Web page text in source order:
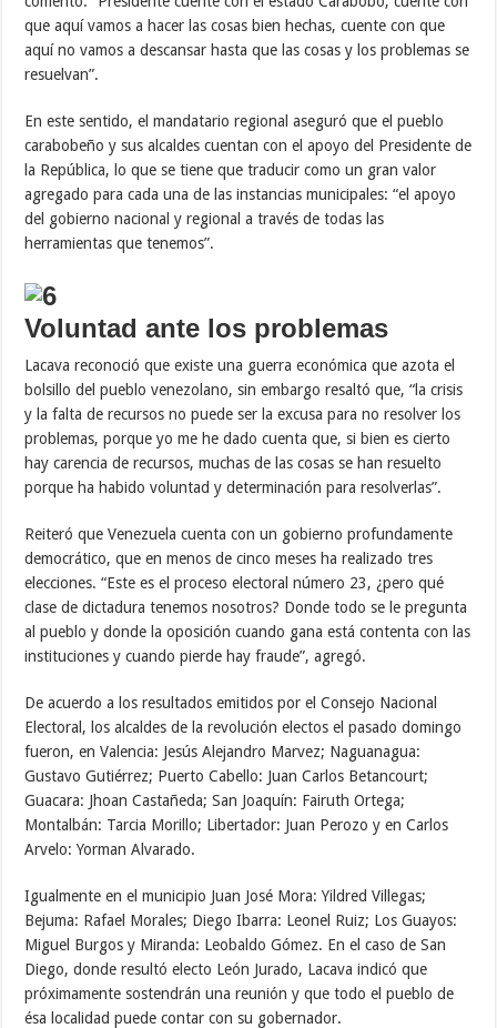
que aquí vamos a hacer las cosas bien hechas, cuente con que
aquí no vamos a descansar hasta que las cosas y los problemas se
resuelvan”.
En este sentido, el mandatario regional aseguró que el pueblo
carabobeño y sus alcaldes cuentan con el apoyo del Presidente de
la República, lo que se tiene que traducir como un gran valor
agregado para cada una de las instancias municipales: “el apoyo
del gobierno nacional y regional a través de todas las
herramientas que tenemos”.
Voluntad ante los problemas
Lacava reconoció que existe una guerra económica que azota el
bolsillo del pueblo venezolano, sin embargo resaltó que, “la crisis
y la falta de recursos no puede ser la excusa para no resolver los
problemas, porque yo me he dado cuenta que, si bien es cierto
hay carencia de recursos, muchas de las cosas se han resuelto
porque ha habido voluntad y determinación para resolverlas”.
Reiteró que Venezuela cuenta con un gobierno profundamente
democrático, que en menos de cinco meses ha realizado tres
elecciones. “Este es el proceso electoral número 23, ¿pero qué
clase de dictadura tenemos nosotros? Donde todo se le pregunta
al pueblo y donde la oposición cuando gana está contenta con las
instituciones y cuando pierde hay fraude”, agregó.
De acuerdo a los resultados emitidos por el Consejo Nacional
Electoral, los alcaldes de la revolución electos el pasado domingo
fueron, en Valencia: Jesús Alejandro Marvez; Naguanagua:
Gustavo Gutiérrez; Puerto Cabello: Juan Carlos Betancourt;
Guacara: Jhoan Castañeda; San Joaquín: Fairuth Ortega;
Montalbán: Tarcia Morillo; Libertador: Juan Perozo y en Carlos
Arvelo: Yorman Alvarado.
Igualmente en el municipio Juan José Mora: Yildred Villegas;
Bejuma: Rafael Morales; Diego Ibarra: Leonel Ruiz; Los Guayos:
Miguel Burgos y Miranda: Leobaldo Gómez. En el caso de San
Diego, donde resultó electo León Jurado, Lacava indicó que
próximamente sostendrán una reunión y que todo el pueblo de
ésa localidad puede contar con su gobernador.